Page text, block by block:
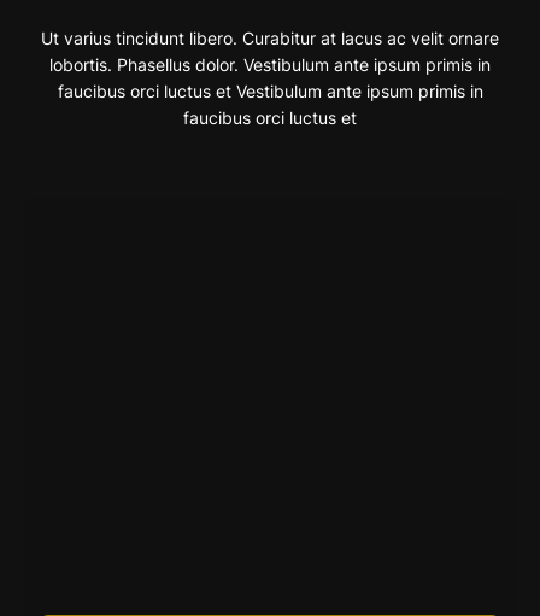
Ut varius tincidunt libero. Curabitur at lacus ac velit ornare
lobortis. Phasellus dolor. Vestibulum ante ipsum primis in
faucibus orci luctus et Vestibulum ante ipsum primis in
faucibus orci luctus et